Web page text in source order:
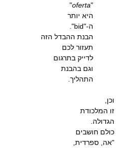
"
oferta
"
היא יותר
ה-"bid".
הבנת ההבדל הזה
תעזור לכם
לדייק בתרגום
וגם בהבנת
התהליך.
וכן,
זו המלכודת
הגדולה.
כולם חושבים
"אה, ספרדית,